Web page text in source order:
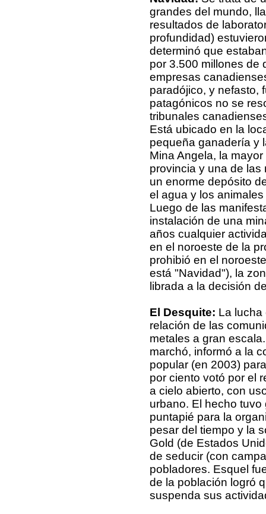
grandes del mundo,
resultados de
profundidad)
determinó que
por 3.500 millones de
empresas
paradójico, y nefasto,
patagónicos no se
tribunales
Está ubicado en la
pequeña ganadería y
Mina Angela, la
provincia y una de las
un enorme depósito
el agua y los
Luego de las
instalación de una
años cualquier
en el noroeste de la
prohibió en el
está "Navidad"), la
librada a la decisión
El Desquite: La lucha
relación de las
metales a gran
marchó, informó a la
popular (en 2003)
por ciento votó por el
a cielo abierto, con
urbano. El hecho
puntapié para la
pesar del tiempo y la
Gold (de Estados
de seducir (con
pobladores. Esquel
de la población logró
suspenda sus